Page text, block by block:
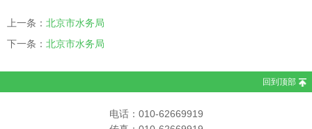
上一条： 北京市水务局
下一条： 北京市水务局
回到顶部
电话：010-62669919